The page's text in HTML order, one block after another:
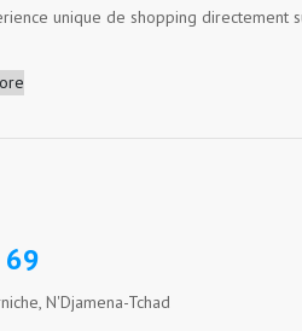
unique de shopping directement
N'Djamena-Tchad